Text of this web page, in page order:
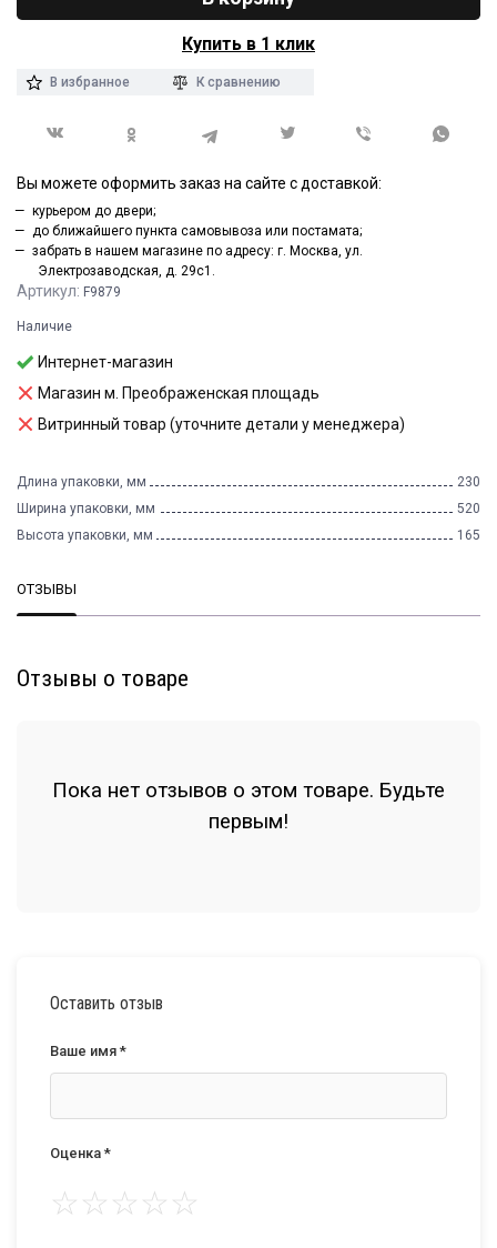
Артикул: F9879
Наличие
Интернет-магазин
Магазин м. Преображенская площадь
Витринный товар (уточните детали у менеджера)
Длина упаковки, мм
230
Ширина упаковки, мм
520
Высота упаковки, мм
165
Купить в 1 клик
В избранное К сравнению
Вы можете оформить заказ на сайте с доставкой:
курьером до двери;
до ближайшего пункта самовывоза или постамата;
забрать в нашем магазине по адресу: г. Москва, ул.
Электрозаводская, д. 29с1.
ОТЗЫВЫ
Отзывы о товаре
Пока нет отзывов о этом товаре. Будьте
первым!
Оставить отзыв
Ваше имя *
Оценка *
☆☆☆☆☆